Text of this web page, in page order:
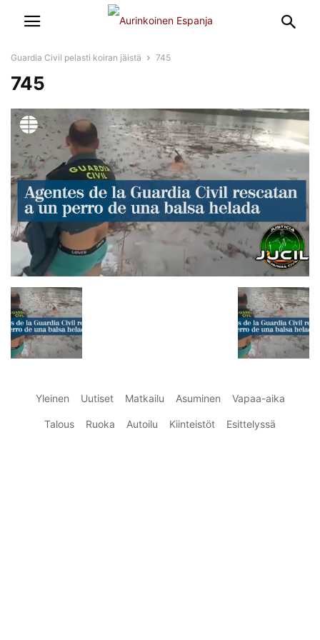
Guardia Civil pelasti koiran jäistä 745
745
Yleinen Uutiset Matkailu Asuminen Vapaa-aika
Talous Ruoka Autoilu Kiinteistöt Esittelyssä